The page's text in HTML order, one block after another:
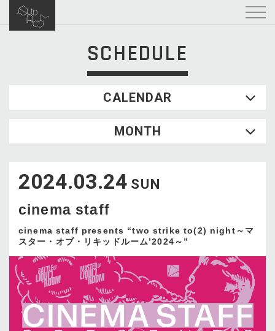
SCHEDULE
CALENDAR
WED
2
3 4 5
16
17 18
23
24 25 26 27 28
29
30
31
MONTH
2024.03.24 SUN
cinema staff
cinema staff presents “two strike to(2) night～マ
スター・オブ・リキッドルーム’2024～”